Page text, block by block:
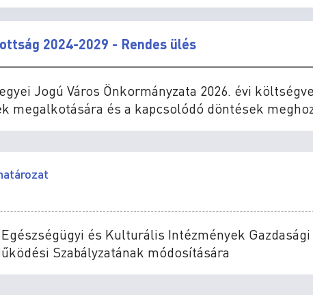
2024-2029 - Rendes ülés
Jogú Város Önkormányzata 2026. évi
megalkotására és a kapcsolódó döntések
és Kulturális Intézmények
Szabályzatának módosítására